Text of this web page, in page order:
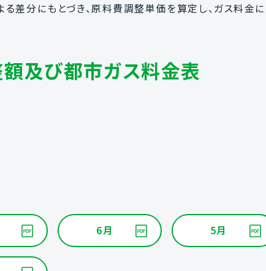
差分にもとづき、原料費調整単価を算定し、ガス料金に
及び都市ガス料金表
6月 5月